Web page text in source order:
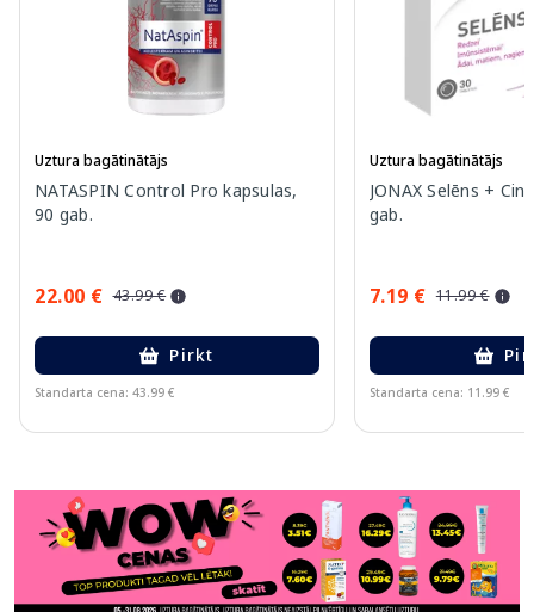
Uztura bagātinātājs
NATASPIN Control Pro kapsulas,
90 gab.
22.00 € 43.99 €
Pirkt
Standarta cena: 43.99 €
Uztura bagātinātājs
JONAX Selēns +
gab.
7.19 € 11.99 €
Standarta cena: 11.99 €